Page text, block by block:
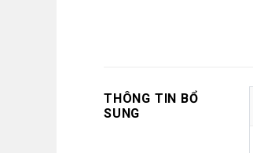
THÔNG TIN BỔ
SUNG